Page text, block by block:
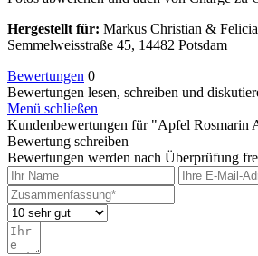
Hergestellt für: Markus Christian &
Semmelweisstraße 45, 14482 Potsdam
Bewertungen 0
Bewertungen lesen, schreiben und
Menü schließen
Kundenbewertungen für "Apfel Rosmarin
Bewertung schreiben
Bewertungen werden nach Überprüfung